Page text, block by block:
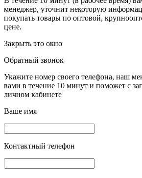
менеджер, уточнит некоторую
покупать товары по оптовой,
цене.
Закрыть это окно
Обратный звонок
Укажите номер своего телефона, наш
вами в течение 10 минут и поможет с
личном кабинете
Ваше имя
Контактный телефон